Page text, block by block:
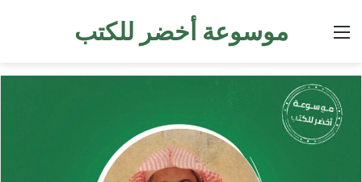
موسوعة أخضر للكتب القائمة